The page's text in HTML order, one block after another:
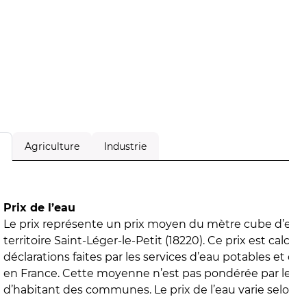
Agriculture Industrie
Prix de l’eau
Le prix représente un prix moyen du mètre cube
territoire Saint-Léger-le-Petit (18220). Ce prix est
déclarations faites par les services d’eau potables et
en France. Cette moyenne n’est pas pondérée par
d’habitant des communes. Le prix de l’eau varie